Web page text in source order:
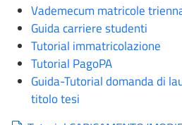
Vademecum matricole
Guida carriere studenti
Tutorial immatricolazione
Tutorial PagoPA
Guida-Tutorial domanda di
titolo tesi